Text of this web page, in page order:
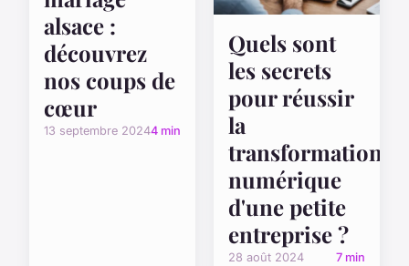
alsace :
découvrez
nos coups de
cœur
13 septembre 20244 min
Quels sont
les secrets
pour réussir
la
transformation
numérique
d'une petite
entreprise ?
28 août 2024 7 min